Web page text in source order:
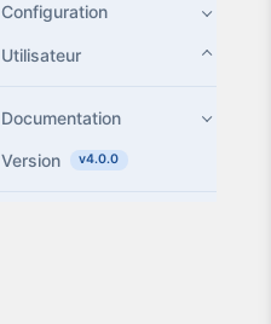
Configuration
Utilisateur
Documentation
Version v4.0.0